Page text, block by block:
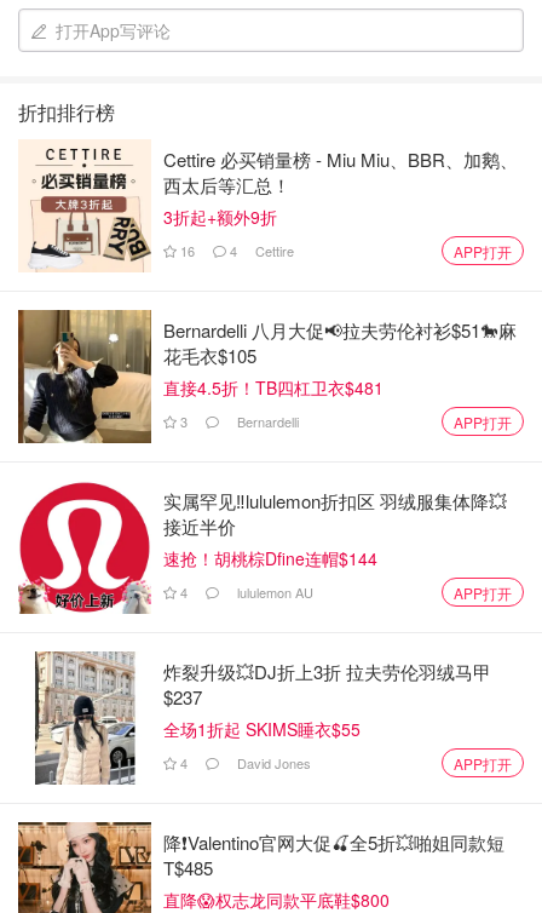
打开App写评论
折扣排行榜
Cettire 必买销量榜 - Miu Miu、BBR、加鹅、
西太后等汇总！
3折起+额外9折
16 4 Cettire APP打开
Bernardelli 八月大促📢拉夫劳伦衬衫$51🐎麻
花毛衣$105
直接4.5折！TB四杠卫衣$481
3 Bernardelli APP打开
实属罕见‼️lululemon折扣区 羽绒服集体降💥
接近半价
速抢！胡桃棕Dfine连帽$144
4 lululemon AU APP打开
炸裂升级💥DJ折上3折 拉夫劳伦羽绒马甲
$237
全场1折起 SKIMS睡衣$55
4 David Jones APP打开
降❗Valentino官网大促🍒全5折💥啪姐同款短
T$485
直降😱权志龙同款平底鞋$800